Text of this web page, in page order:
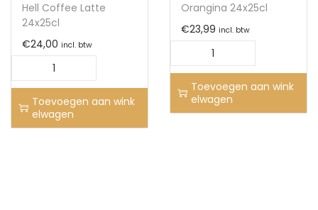
Hell Coffee Latte
24x25cl
€24,00 incl. btw
Toevoegen aan wink
elwagen
Orangina 24x25cl
€23,99 incl. btw
Toevoegen aan wink
elwagen